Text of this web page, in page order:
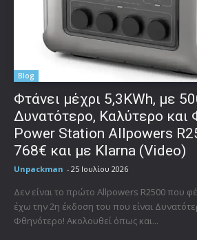
Blog
Φτάνει μέχρι 5,3KWh, με
Δυνατότερο, Καλύτερο και
Power Station Allpowers
768€ και με Klarna (Video)
Unpackman - 25 Ιουλίου 2026
Δεν είναι το πρώτο Allpowers R2500 που
έχω την 2η έκδοση του που είναι
Φθηνότερο! Ακολουθεί όπως και...